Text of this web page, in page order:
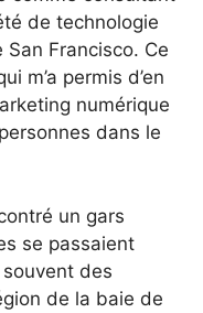
de technologie
Francisco. Ce
m’a permis d’en
numérique
dans le
un gars
se passaient
des
de la baie de